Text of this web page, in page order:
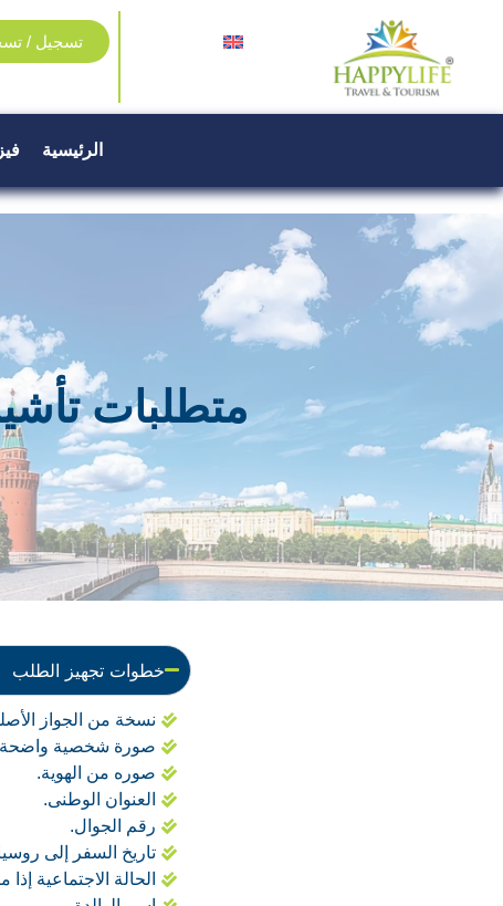
تسجيل /
الرئيسية
متطلبات
خطوات تجهيز الطلب
نسخة من الجواز
صورة شخصية واضحة
صوره من الهوية.
العنوان الوطنى.
رقم الجوال.
تاريخ السفر إلى
الحالة الاجتماعية